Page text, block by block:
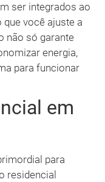
ser integrados ao
você ajuste a
não só garante
energia,
para funcionar
em
para
residencial